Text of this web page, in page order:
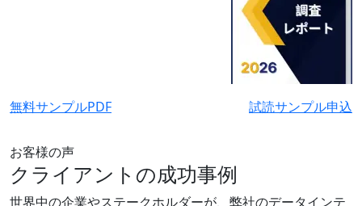
無料サンプルPDF 試読サンプル申込
お客様の声
クライアントの成功事例
世界中の企業やステークホルダーが、弊社のデータインテ